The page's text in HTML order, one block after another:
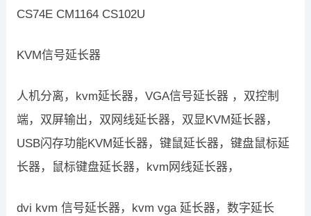
CS74E CM1164 CS102U
KVM信号延长器
人机分离，kvm延长器，VGA信号延长器 ，双控制
端，双屏输出，双网线延长器，双显KVM延长器，
USB闪存功能KVM延长器，键鼠延长器，键盘鼠标延
长器，鼠标键盘延长器，kvm网线延长器，
dvi kvm 信号延长器，kvm vga 延长器，数字延长